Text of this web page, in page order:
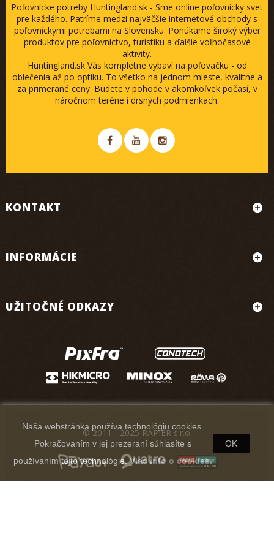
Poľovnícke potreby Huntingland.sk - Sme online poľovnícky svet
pre každého. Patríme medzi najväčšie internetové obchody s
poľovníckymi potrebami na Slovensku. Ponúkame široký výber
produktov pre poľovníctvo, turistiku a ďalšie voľnočasové
aktivity.
Huntingland.sk Vás kompletne vybaví na poľovačku - od
oblečenia až po optiku. To všetko na jednom mieste, kvalitne a
za primerané ceny. Budete v pohode v akomkoľvek počasí, v
náročnom teréne i drsných podmienkach.
KONTAKT
INFORMÁCIE
UŽITOČNÉ ODKAZY
Naša webstránka používa technológiu cookies.
Pokračovaním v jej prezeraní súhlasíte s
používaním tejto technológie.Viac info o cookies.
OK
© 2011 - 2025 RAPIER s.r.o.